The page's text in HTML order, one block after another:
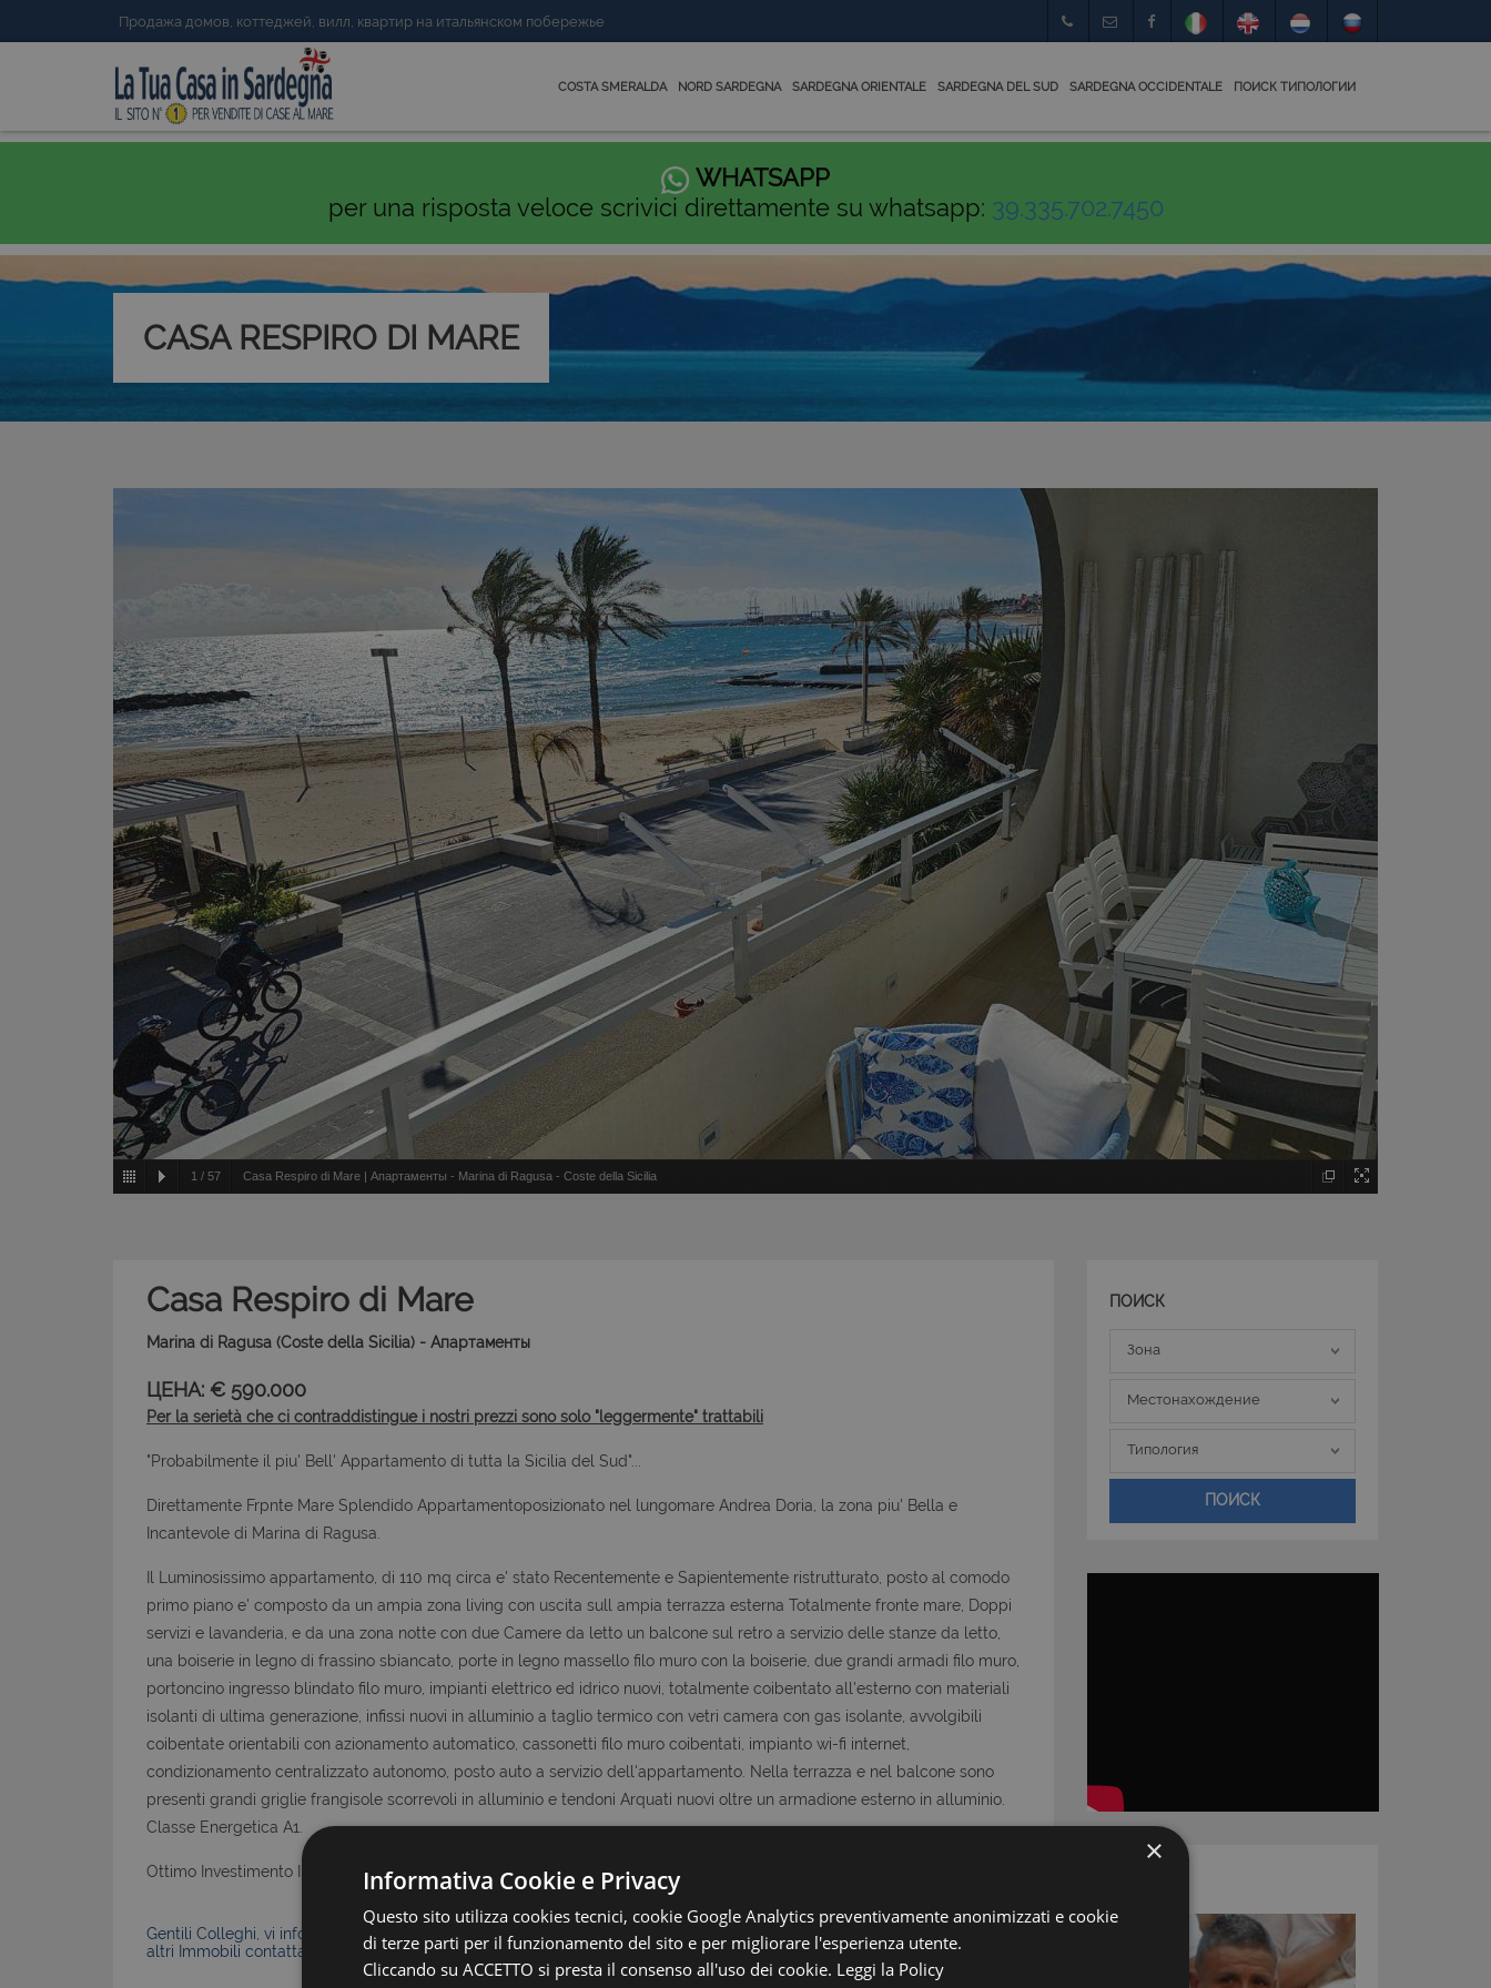
Продажа домов, коттеджей, вилл, квартир на итальянском побережье
COSTA SMERALDA NORD SARDEGNA SARDEGNA ORIENTALE SARDEGNA DEL SUD SARDEGNA OCCIDENTALE ПОИСК ТИПОЛОГИИ
WHATSAPP
per una risposta veloce scrivici direttamente su whatsapp: 39.335.702.7450
CASA RESPIRO DI MARE
1 / 57 Casa Respiro di Mare | Апартаменты - Marina di Ragusa - Coste della Sicilia
Casa Respiro di Mare
Marina di Ragusa (Coste della Sicilia) - Апартаменты
ЦЕНА: € 590.000
Per la serietà che ci contraddistingue i nostri prezzi sono solo "leggermente" trattabili
"Probabilmente il piu' Bell' Appartamento di tutta la Sicilia del Sud"...
Direttamente Frpnte Mare Splendido Appartamentoposizionato nel lungomare Andrea Doria, la zona piu' Bella e
Incantevole di Marina di Ragusa.
Il Luminosissimo appartamento, di 110 mq circa e' stato Recentemente e Sapientemente ristrutturato, posto al comodo
primo piano e' composto da un ampia zona living con uscita sull ampia terrazza esterna Totalmente fronte mare, Doppi
servizi e lavanderia, e da una zona notte con due Camere da letto un balcone sul retro a servizio delle stanze da letto,
una boiserie in legno di frassino sbiancato, porte in legno massello filo muro con la boiserie, due grandi armadi filo muro,
portoncino ingresso blindato filo muro, impianti elettrico ed idrico nuovi, totalmente coibentato all'esterno con materiali
isolanti di ultima generazione, infissi nuovi in alluminio a taglio termico con vetri camera con gas isolante, avvolgibili
coibentate orientabili con azionamento automatico, cassonetti filo muro coibentati, impianto wi-fi internet,
condizionamento centralizzato autonomo, posto auto a servizio dell'appartamento. Nella terrazza e nel balcone sono
presenti grandi griglie frangisole scorrevoli in alluminio e tendoni Arquati nuovi oltre un armadione esterno in alluminio.
Classe Energetica A1.
Ottimo Investimento Immobiliare ideale per essere vissuto e Goduto in ogni periodo dell' anno.
Gentili Colleghi, vi informiamo che la Nostra Agenzia Collabora con Tutti, quindi se avete clienti interessati a questo o
altri Immobili contattateci senza problemi.
ПОИСК
ЗонаЗона
Местонахождение
Местонахождение
Типология
Типология
ПОИСК
×
Informativa Cookie e Privacy
Questo sito utilizza cookies tecnici, cookie Google Analytics preventivamente anonimizzati e cookie
di terze parti per il funzionamento del sito e per migliorare l'esperienza utente.
Cliccando su ACCETTO si presta il consenso all'uso dei cookie. Leggi la Policy